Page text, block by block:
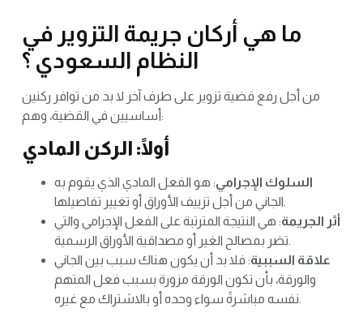
ما هي أركان جريمة التزوير في
النظام السعودي ؟
من أجل رفع قضية تزوير على طرف آخر لا بد من توافر ركنين
أساسيين في القضية، وهم:
أولًا: الركن المادي
السلوك الإجرامي: هو الفعل المادي الذي يقوم به
الجاني من أجل تزييف الأوراق أو تغيير تفاصيلها.
أثر الجريمة: هي النتيجة المترتبة على الفعل الإجرامي والتي
تضر بمصالح الغير أو مصداقية الأوراق الرسمية.
علاقة السببية: فلا بد أن يكون هناك سبب بين الجاني
والورقة، بأن تكون الورقة مزورة بسبب فعل المتهم
نفسه مباشرةً سواء وحده أو بالاشتراك مع غيره.